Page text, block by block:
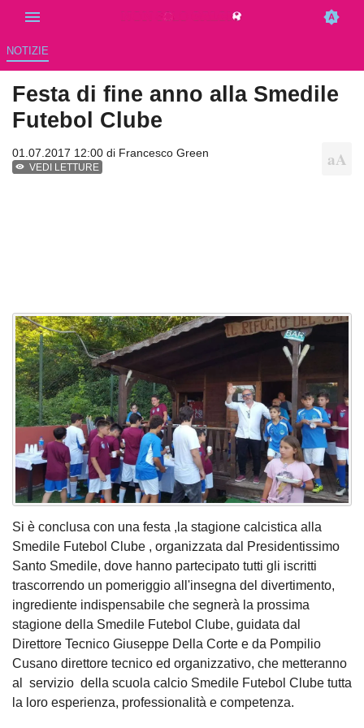
NOTIZIE
Festa di fine anno alla Smedile
Futebol Clube
01.07.2017 12:00 di Francesco Green
VEDI LETTURE
Si è conclusa con una festa ,la stagione calcistica alla
Smedile Futebol Clube , organizzata dal Presidentissimo
Santo Smedile, dove hanno partecipato tutti gli iscritti
trascorrendo un pomeriggio all'insegna del divertimento,
ingrediente indispensabile che segnerà la prossima
stagione della Smedile Futebol Clube, guidata dal
Direttore Tecnico Giuseppe Della Corte e da Pompilio
Cusano direttore tecnico ed organizzativo, che metteranno
al servizio della scuola calcio Smedile Futebol Clube tutta
la loro esperienza, professionalità e competenza.